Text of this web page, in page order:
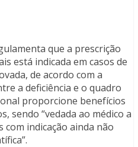
que a prescrição
está indicada em casos de
de acordo com a
a deficiência e o quadro
proporcione benefícios
sendo “vedada ao médico a
com indicação ainda não